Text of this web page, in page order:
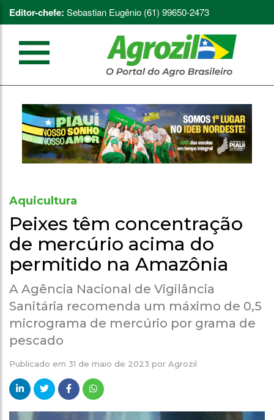
Editor-chefe: Sebastian Eugênio (61) 99650-2473
Aquicultura
Peixes têm concentração
de mercúrio acima do
permitido na Amazônia
A Agência Nacional de Vigilância
Sanitária recomenda um máximo de 0,5
micrograma de mercúrio por grama de
pescado
Publicado em 31 de maio de 2023 por Agrozil